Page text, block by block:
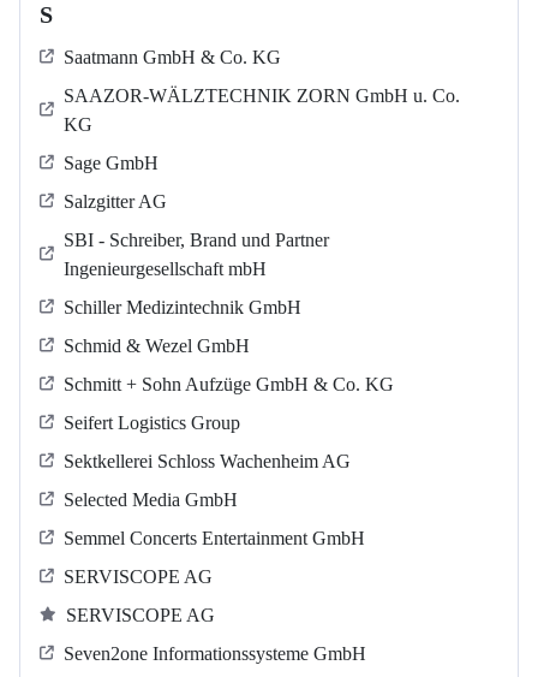
S
Saatmann GmbH & Co. KG
SAAZOR-WÄLZTECHNIK ZORN GmbH u. Co.
KG
Sage GmbH
Salzgitter AG
SBI - Schreiber, Brand und Partner
Ingenieurgesellschaft mbH
Schiller Medizintechnik GmbH
Schmid & Wezel GmbH
Schmitt + Sohn Aufzüge GmbH & Co. KG
Seifert Logistics Group
Sektkellerei Schloss Wachenheim AG
Selected Media GmbH
Semmel Concerts Entertainment GmbH
SERVISCOPE AG
SERVISCOPE AG
Seven2one Informationssysteme GmbH